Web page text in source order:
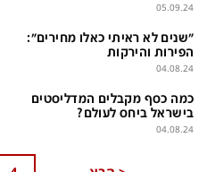
מדע וסביבה
נוסבאום מקליד
05.09.24
"שנים לא ראיתי כאלו מחירים":
הפירות והירקות
04.08.24
כמה כסף מקבלים המדליסטים
בישראל ביחס לעולם?
04.08.24